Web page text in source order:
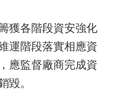
獲各階段資安強化
運階段落實相應資
應監督廠商完成資
毀。